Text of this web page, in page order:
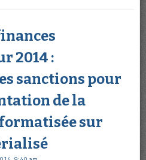
2014 :
sanctions pour
de la
sur